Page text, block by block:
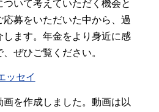
いて考えていただく機会と
応募をいただいた中から、過
ます。年金をより身近に感
ぜひご覧ください。
ッセイ
を作成しました。動画は以